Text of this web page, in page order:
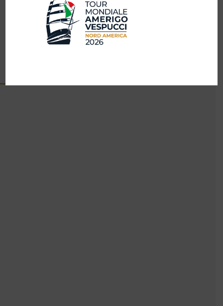
90年以上の歴史の中で初めて、帆船がコロンビアの海岸
に到達しました。これは、コロンビア海軍創設200周年